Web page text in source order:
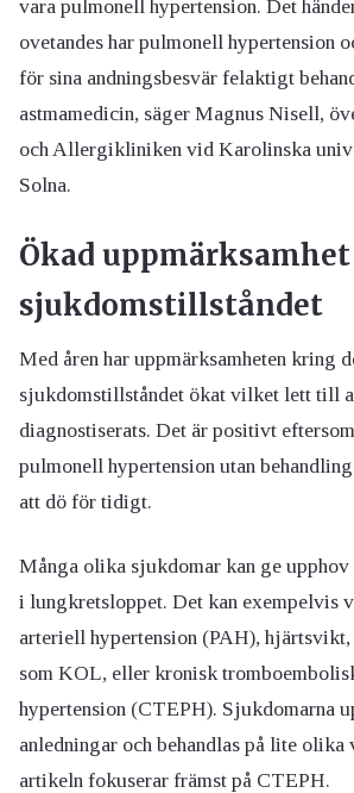
vara pulmonell hypertension. Det
ovetandes har pulmonell hypertension
för sina andningsbesvär felaktigt
astmamedicin, säger Magnus Nisell,
och Allergikliniken vid Karolinska
Solna.
Ökad
sjukdomstillståndet
Med åren har uppmärksamheten kring
sjukdomstillståndet ökat vilket lett till
diagnostiserats. Det är positivt
pulmonell hypertension utan
att dö för tidigt.
Många olika sjukdomar kan ge
i lungkretsloppet. Det kan exempelvis
arteriell hypertension (PAH),
som KOL, eller kronisk
hypertension (CTEPH). Sjukdomarna
anledningar och behandlas på lite olika
artikeln fokuserar främst på CTEPH.